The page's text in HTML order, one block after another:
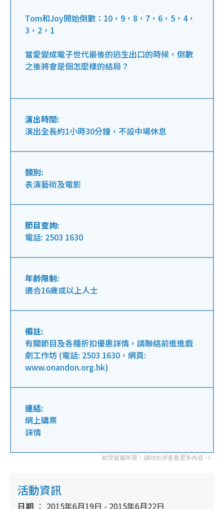
Tom和Joy開始倒數：10，9，8，7，6，5，4，
3，2，1
當愛變成電子世代最後的逃生出口的時候，倒數
之後將會是個怎麼樣的結局？
演出時間:
演出全長約1小時30分鐘，不設中場休息
類別:
表演藝術及電影
節目查詢:
電話: 2503 1630
年齡限制:
適合16歲或以上人士
備註:
有關節目及各種折扣優惠詳情，請聯絡前進進戲
劇工作坊 (電話: 2503 1630，網頁:
www.onandon.org.hk)
連結:
網上購票
詳情
活動資訊
日期 2015年6月19日 - 2015年6月22日